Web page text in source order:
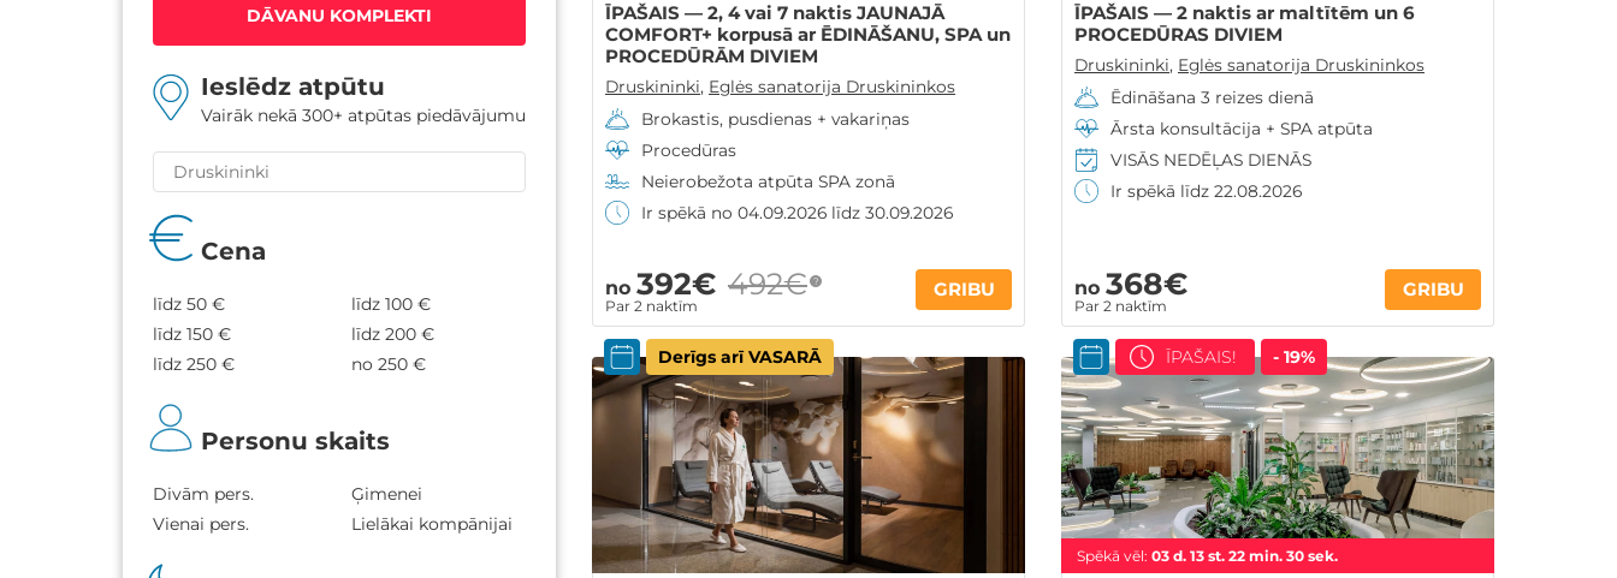
DĀVANU KOMPLEKTI
Ieslēdz atpūtu
Vairāk nekā 300+ atpūtas piedāvājumu
Cena
līdz 50 €
līdz 100 €
līdz 150 €
līdz 200 €
līdz 250 €
no 250 €
Personu skaits
Divām pers.
Ģimenei
Vienai pers.
Lielākai kompānijai
ĪPAŠAIS — 2, 4 vai 7 naktis JAUNAJĀ
COMFORT+ korpusā ar ĒDINĀŠANU, SPA un
PROCEDŪRĀM DIVIEM
Druskininki, Eglės sanatorija Druskininkos
Brokastis, pusdienas + vakariņas
Procedūras
Neierobežota atpūta SPA zonā
Ir spēkā no 04.09.2026 līdz 30.09.2026
no 392€
Par 2 naktīm
492€ ? GRIBU
ĪPAŠAIS — 2 naktis ar maltītēm un 6
PROCEDŪRAS DIVIEM
Druskininki, Eglės sanatorija Druskininkos
Ēdināšana 3 reizes dienā
Ārsta konsultācija + SPA atpūta
VISĀS NEDĒĻAS DIENĀS
Ir spēkā līdz 22.08.2026
no 368€
Par 2 naktīm
GRIBU
Derīgs arī VASARĀ
Spēkā vēl: 03 d. 13 st. 22 min. 28 sek.
ĪPAŠAIS! - 19%